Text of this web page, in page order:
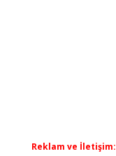
Reklam ve İletişim: